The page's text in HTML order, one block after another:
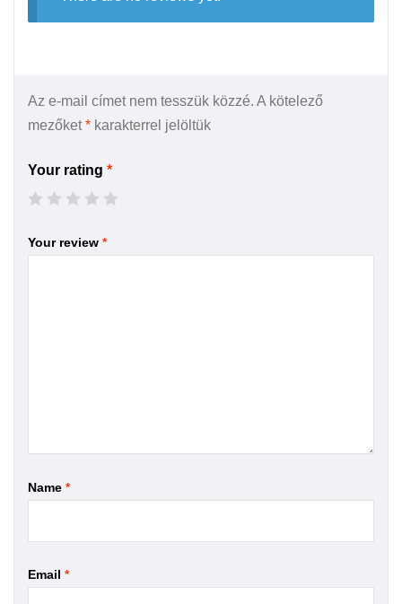
Az e-mail címet nem tesszük közzé. A kötelező
mezőket* karakterrel jelöltük
Your rating *
Your review *
Name *
Email *